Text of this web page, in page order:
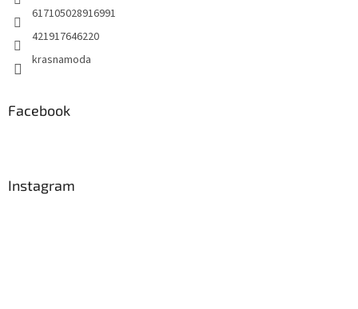
617105028916991
421917646220
krasnamoda
Facebook
Instagram